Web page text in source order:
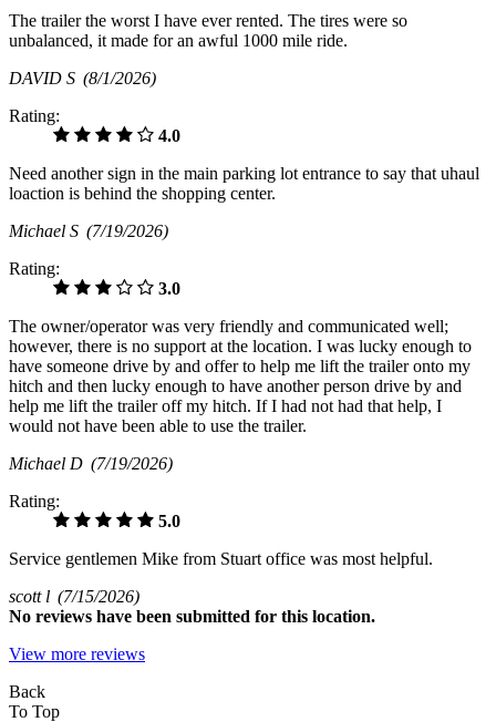
The trailer the worst I have ever rented. The tires were so
unbalanced, it made for an awful 1000 mile ride.
DAVID S (8/1/2026)
Rating:
4.0
Need another sign in the main parking lot entrance to say that uhaul
loaction is behind the shopping center.
Michael S (7/19/2026)
Rating:
3.0
The owner/operator was very friendly and communicated well;
however, there is no support at the location. I was lucky enough to
have someone drive by and offer to help me lift the trailer onto my
hitch and then lucky enough to have another person drive by and
help me lift the trailer off my hitch. If I had not had that help, I
would not have been able to use the trailer.
Michael D (7/19/2026)
Rating:
5.0
Service gentlemen Mike from Stuart office was most helpful.
scott l (7/15/2026)
No reviews have been submitted for this location.
View more reviews
Back
To Top